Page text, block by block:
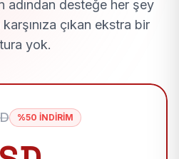
adından desteğe her şey
çıkan ekstra bir
yok.
%50 İNDİRİM